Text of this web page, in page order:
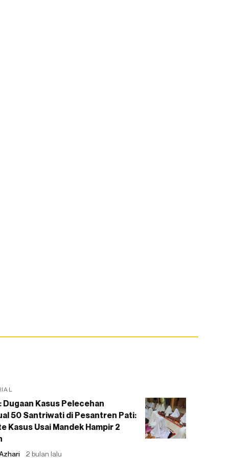
Dugaan Kasus Pelecehan
50 Santriwati di Pesantren Pati:
Kasus Usai Mandek Hampir 2
2 bulan lalu